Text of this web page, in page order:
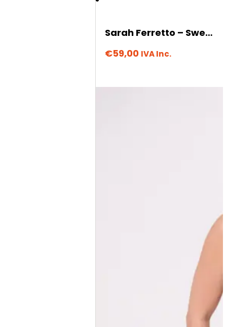
Sarah Ferretto – Sweet Moon
€59,00 IVA Inc.